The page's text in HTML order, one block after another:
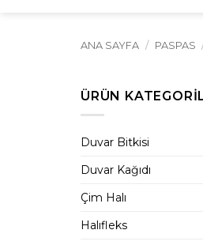
ANA SAYFA / PASPAS
ÜRÜN
Duvar Bitkisi
Duvar Kağıdı
Çim Halı
Halıfleks